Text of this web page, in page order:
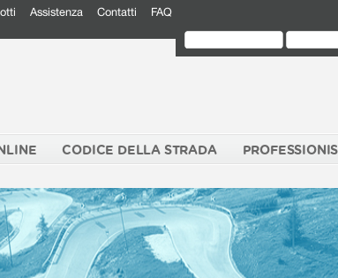
Assistenza Contatti FAQ
CODICE DELLA STRADA